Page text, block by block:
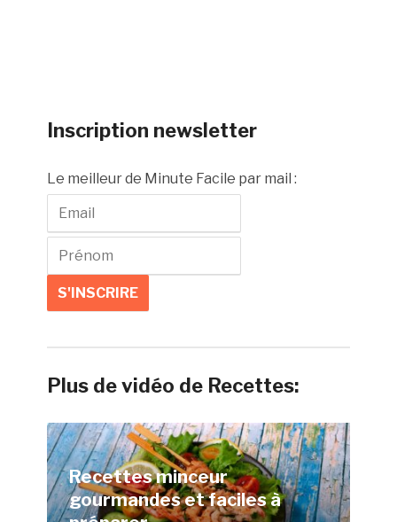
Inscription newsletter
Le meilleur de Minute Facile par mail :
Plus de vidéo de Recettes:
Recettes minceur
gourmandes et faciles à